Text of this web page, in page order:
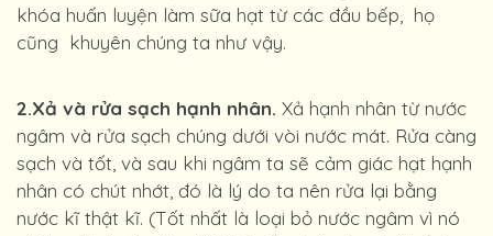
khóa huấn luyện làm sữa hạt từ các đầu bếp, họ
cũng khuyên chúng ta như vậy.
2.Xả và rửa sạch hạnh nhân. Xả hạnh nhân từ nước
ngâm và rửa sạch chúng dưới vòi nước mát. Rửa càng
sạch và tốt, và sau khi ngâm ta sẽ cảm giác hạt hạnh
nhân có chút nhớt, đó là lý do ta nên rửa lại bằng
nước kĩ thật kĩ. (Tốt nhất là loại bỏ nước ngâm vì nó